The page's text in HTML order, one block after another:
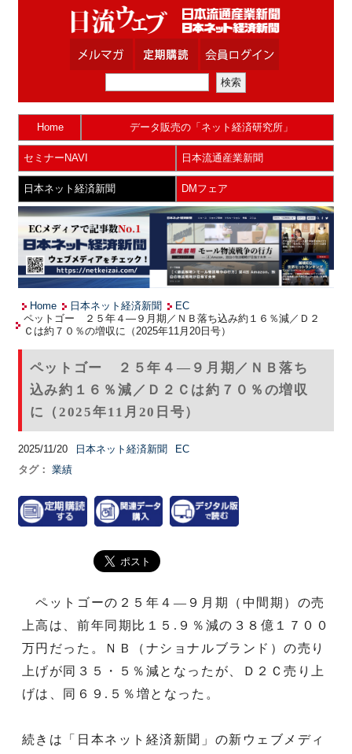
Home データ販売の「ネット経済研究所」
セミナーNAVI 日本流通産業新聞
日本ネット経済新聞 DMフェア
Home 日本ネット経済新聞
EC
ペットゴー ２５年４―９月期／ＮＢ落ち込み約１６％減／Ｄ２
Ｃは約７０％の増収に（2025年11月20日号）
ペットゴー ２５年４―９月期／ＮＢ落ち
込み約１６％減／Ｄ２Ｃは約７０％の増収
に（2025年11月20日号）
2025/11/20 日本ネット経済新聞
EC
タグ： 業績
ペットゴーの２５年４―９月期（中間期）の売
上高は、前年同期比１５.９％減の３８億１７００
万円だった。ＮＢ（ナショナルブランド）の売り
上げが同３５・５％減となったが、Ｄ２Ｃ売り上
げは、同６９.５％増となった。
続きは「日本ネット経済新聞」の新ウェブメディ